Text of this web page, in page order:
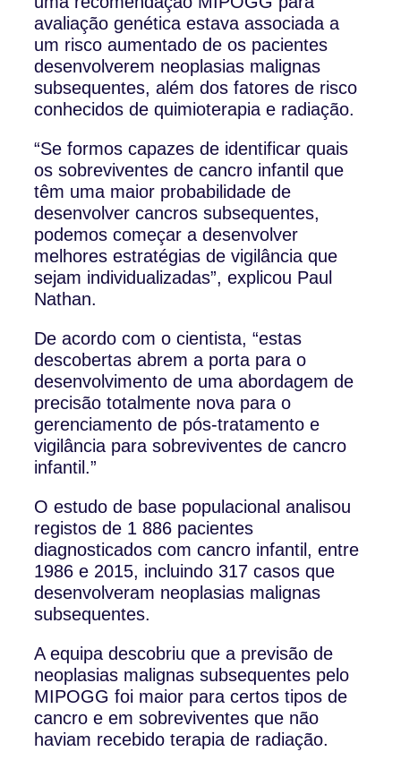
avaliação genética estava associada a
um risco aumentado de os pacientes
desenvolverem neoplasias malignas
subsequentes, além dos fatores de risco
conhecidos de quimioterapia e radiação.
“Se formos capazes de identificar quais
os sobreviventes de cancro infantil que
têm uma maior probabilidade de
desenvolver cancros subsequentes,
podemos começar a desenvolver
melhores estratégias de vigilância que
sejam individualizadas”, explicou Paul
Nathan.
De acordo com o cientista, “estas
descobertas abrem a porta para o
desenvolvimento de uma abordagem de
precisão totalmente nova para o
gerenciamento de pós-tratamento e
vigilância para sobreviventes de cancro
infantil.”
O estudo de base populacional analisou
registos de 1 886 pacientes
diagnosticados com cancro infantil, entre
1986 e 2015, incluindo 317 casos que
desenvolveram neoplasias malignas
subsequentes.
A equipa descobriu que a previsão de
neoplasias malignas subsequentes pelo
MIPOGG foi maior para certos tipos de
cancro e em sobreviventes que não
haviam recebido terapia de radiação.